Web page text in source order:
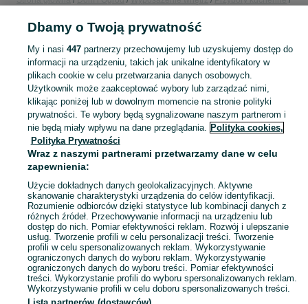
Lubelskie
Pojemniki i przechowywanie żywności - Biała Podlaska
KATEGORIA
Zobacz
Mapa kategorii
Mapa miejscowości
Mapa ministron
Popularne wyszukiwania
Dbamy o Twoją prywatność
My i nasi 447partnerzy przechowujemy lub uzyskujemy dostęp do
informacji na urządzeniu, takich jak unikalne identyfikatory w
plikach cookie w celu przetwarzania danych osobowych.
Użytkownik może zaakceptować wybory lub zarządzać nimi,
klikając poniżej lub w dowolnym momencie na stronie polityki
prywatności. Te wybory będą sygnalizowane naszym partnerom i
nie będą miały wpływu na dane przeglądania. Polityka cookies,
Polityka Prywatności
Wraz z naszymi partnerami przetwarzamy dane w celu
zapewnienia:
Użycie dokładnych danych geolokalizacyjnych. Aktywne
skanowanie charakterystyki urządzenia do celów identyfikacji.
Rozumienie odbiorców dzięki statystyce lub kombinacji danych z
różnych źródeł. Przechowywanie informacji na urządzeniu lub
dostęp do nich. Pomiar efektywności reklam. Rozwój i ulepszanie
usług. Tworzenie profili w celu personalizacji treści. Tworzenie
profili w celu spersonalizowanych reklam. Wykorzystywanie
ograniczonych danych do wyboru reklam. Wykorzystywanie
ograniczonych danych do wyboru treści. Pomiar efektywności
treści. Wykorzystanie profili do wyboru spersonalizowanych reklam.
Wykorzystywanie profili w celu doboru spersonalizowanych treści.